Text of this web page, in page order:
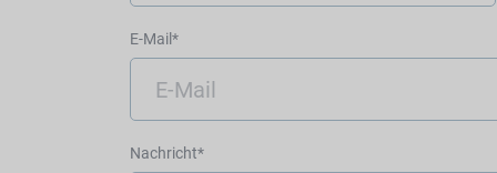
E-Mail*
Nachricht*